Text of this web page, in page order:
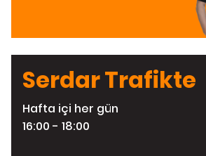
Serdar Trafikte
Hafta içi her gün
16:00 - 18:00